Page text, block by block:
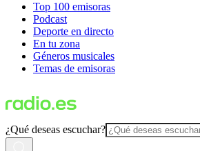
Top 100 emisoras
Podcast
Deporte en directo
En tu zona
Géneros musicales
Temas de emisoras
¿Qué deseas escuchar?